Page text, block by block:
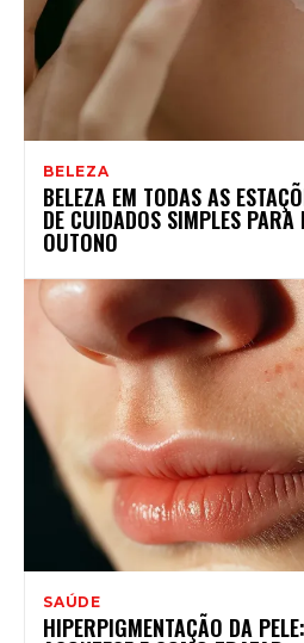
BELEZA
BELEZA EM TODAS AS
DE CUIDADOS SIMPLES PARA
OUTONO
SAÚDE
HIPERPIGMENTAÇÃO DA